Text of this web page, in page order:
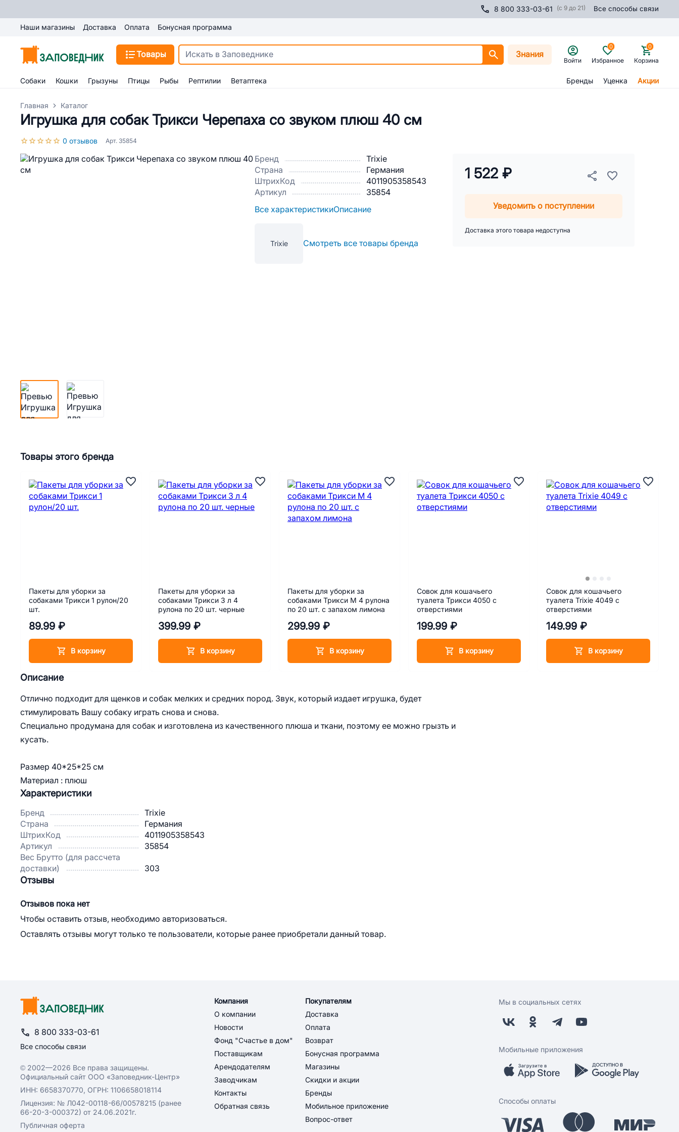
8 800 333-03-61 (с 9 до 21) Все способы связи
Наши магазины Доставка Оплата Бонусная программа
Товары Знания
Войти Избранное
0
Корзина
0
Собаки Кошки Грызуны Птицы Рыбы Рептилии Ветаптека Бренды Уценка Акции
Главная Каталог
Игрушка для собак Трикси Черепаха со звуком плюш 40 см
0 отзывов Арт. 35854
Бренд
Trixie
Страна
Германия
ШтрихКод
4011905358543
Артикул
35854
Все характеристикиОписание
Trixie Смотреть все товары бренда
1 522 ₽
Уведомить о поступлении
Доставка этого товара недоступна
Описание
Отлично подходит для щенков и собак мелких и средних пород. Звук, который издает игрушка, будет
стимулировать Вашу собаку играть снова и снова.
Специально продумана для собак и изготовлена из качественного плюша и ткани, поэтому ее можно грызть и
кусать.
Размер 40*25*25 см
Материал : плюш
Товары этого бренда
Пакеты для уборки за
собаками Трикси 1 рулон/20
шт.
89.99 ₽
В корзину
Пакеты для уборки за
собаками Трикси 3 л 4
рулона по 20 шт. черные
399.99 ₽
В корзину
Пакеты для уборки за
собаками Трикси M 4 рулона
по 20 шт. с запахом лимона
299.99 ₽
В корзину
Совок для кошачьего
туалета Трикси 4050 с
отверстиями
199.99 ₽
В корзину
Совок для кошачьего
туалета Trixie 4049 с
отверстиями
149.99 ₽
В корзину
Характеристики
Бренд
Trixie
Страна
Германия
ШтрихКод
4011905358543
Артикул
35854
Вес Брутто (для рассчета
доставки)
303
Отзывы
Отзывов пока нет
Чтобы оставить отзыв, необходимо авторизоваться.
Оставлять отзывы могут только те пользователи, которые ранее приобретали данный товар.
8 800 333-03-61
Все способы связи
© 2002—2026 Все права защищены.
Официальный сайт ООО «Заповедник-Центр»
ИНН: 6658370770, ОГРН: 1106658018114
Лицензия: № Л042-00118-66/00578215 (ранее
66-20-3-000372) от 24.06.2021г.
Публичная оферта
Компания
О компании
Новости
Фонд "Счастье в дом"
Поставщикам
Арендодателям
Заводчикам
Контакты
Обратная связь
Покупателям
Доставка
Оплата
Возврат
Бонусная программа
Магазины
Скидки и акции
Бренды
Мобильное приложение
Вопрос-ответ
Мы в социальных сетях
Мобильные приложения
Способы оплаты